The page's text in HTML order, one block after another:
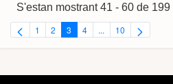
S'estan mostrant 41 - 60 de 199
Pàgina
1 Pàgina
2 Pàgina
3 Pàgina
4 ...PàginesPàgina
10